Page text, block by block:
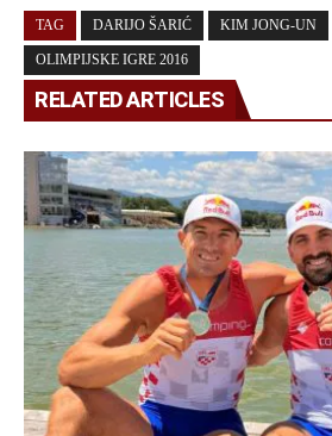
TAG DARIJO ŠARIĆ KIM JONG-UN
OLIMPIJSKE IGRE 2016
RELATED ARTICLES